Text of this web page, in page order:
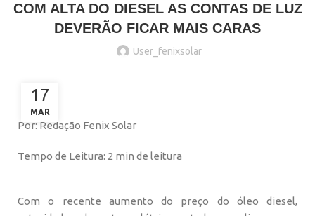
COM ALTA DO DIESEL AS CONTAS DE LUZ
DEVERÃO FICAR MAIS CARAS
User_fenixsolar
17
MAR
Por: Redação Fenix Solar
Tempo de Leitura: 2 min de leitura
Com o recente aumento do preço do óleo diesel,